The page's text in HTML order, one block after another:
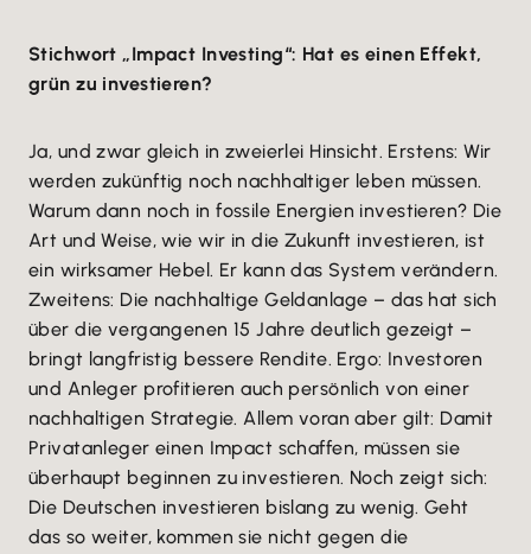
Stichwort „Impact Investing“: Hat es einen Effekt,
grün zu investieren?
Ja, und zwar gleich in zweierlei Hinsicht. Erstens: Wir
werden zukünftig noch nachhaltiger leben müssen.
Warum dann noch in fossile Energien investieren? Die
Art und Weise, wie wir in die Zukunft investieren, ist
ein wirksamer Hebel. Er kann das System verändern.
Zweitens: Die nachhaltige Geldanlage – das hat sich
über die vergangenen 15 Jahre deutlich gezeigt –
bringt langfristig bessere Rendite. Ergo: Investoren
und Anleger profitieren auch persönlich von einer
nachhaltigen Strategie. Allem voran aber gilt: Damit
Privatanleger einen Impact schaffen, müssen sie
überhaupt beginnen zu investieren. Noch zeigt sich:
Die Deutschen investieren bislang zu wenig. Geht
das so weiter, kommen sie nicht gegen die